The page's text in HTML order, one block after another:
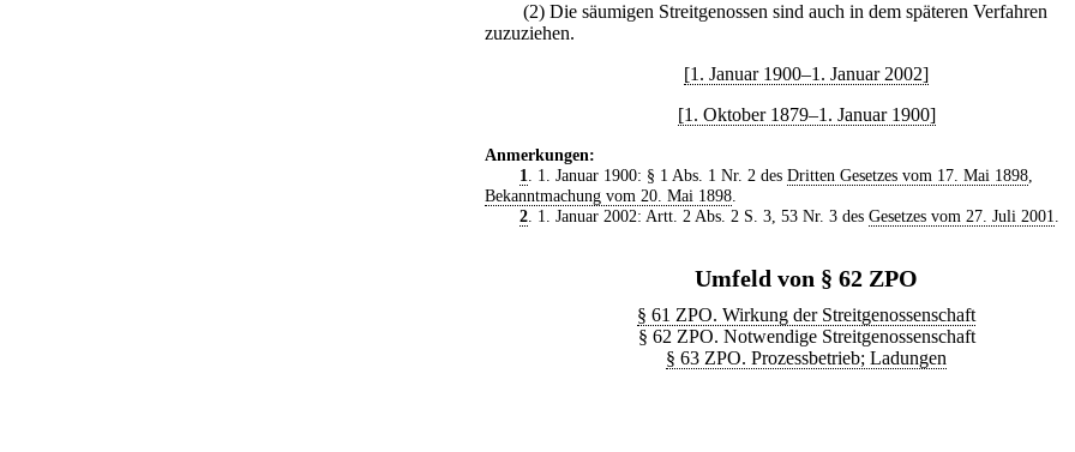
(2) Die säumigen Streitgenossen sind auch in dem späteren Verfahren
zuzuziehen.
[1. Januar 1900–1. Januar 2002]
[1. Oktober 1879–1. Januar 1900]
Anmerkungen:
1. 1. Januar 1900: § 1 Abs. 1 Nr. 2 des Dritten Gesetzes vom 17. Mai 1898,
Bekanntmachung vom 20. Mai 1898.
2. 1. Januar 2002: Artt. 2 Abs. 2 S. 3, 53 Nr. 3 des Gesetzes vom 27. Juli 2001.
Umfeld von § 62 ZPO
§ 61 ZPO. Wirkung der Streitgenossenschaft
§ 62 ZPO. Notwendige Streitgenossenschaft
§ 63 ZPO. Prozessbetrieb; Ladungen